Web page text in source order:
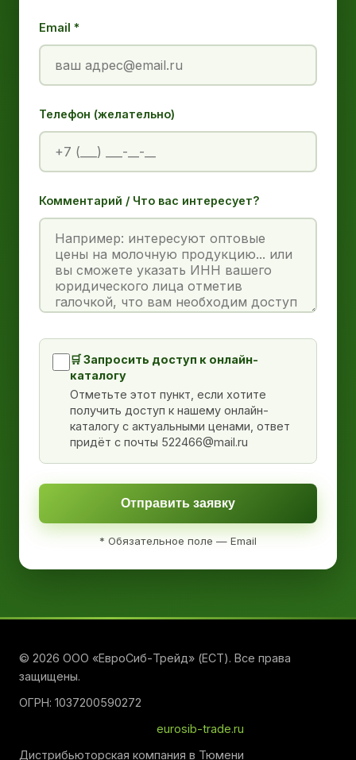
Email *
Телефон (желательно)
Комментарий / Что вас интересует?
🛒 Запросить доступ к онлайн-
каталогу
Отметьте этот пункт, если хотите
получить доступ к нашему онлайн-
каталогу с актуальными ценами, ответ
придёт с почты 522466@mail.ru
Отправить заявку
* Обязательное поле — Email
© 2026 ООО «ЕвроСиб-Трейд» (ЕСТ). Все права
защищены.
ОГРН: 1037200590272
eurosib-trade.ru
Дистрибьюторская компания в Тюмени